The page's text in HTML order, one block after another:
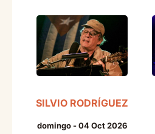
SILVIO RODRÍGUEZ
domingo - 04 Oct 2026